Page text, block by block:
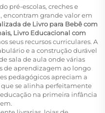
pré-escolas, creches e
grande valor em
de Livro para Bebê com
Livro Educacional com
seus recursos curriculares. A
e a construção durável
sala de aula onde várias
de aprendizagem ao longo
pedagógicos apreciam a
se alinha perfeitamente
na primeira infância